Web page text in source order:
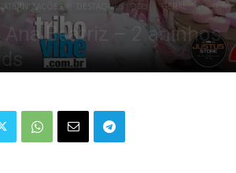
DESTAQUES FOTO GERAL
Beatriz – 2 aninhos